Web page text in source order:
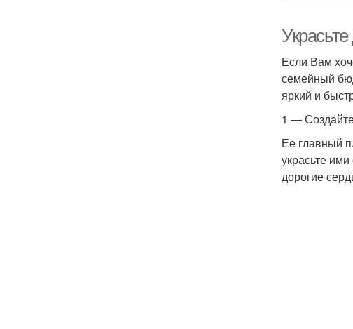
Если Вам
семейный
яркий и
1 —
Ее главный
украсьте
дорогие